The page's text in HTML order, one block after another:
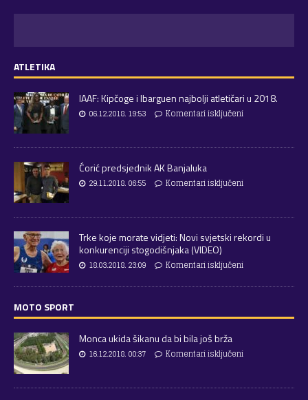
ATLETIKA
IAAF: Kipčoge i Ibarguen najbolji atletičari u 2018.
06.12.2018. 19:53 Komentari isključeni
Ćorić predsjednik AK Banjaluka
29.11.2018. 06:55 Komentari isključeni
Trke koje morate vidjeti: Novi svjetski rekordi u
konkurenciji stogodišnjaka (VIDEO)
18.03.2018. 23:09 Komentari isključeni
MOTO SPORT
Monca ukida šikanu da bi bila još brža
16.12.2018. 00:37 Komentari isključeni